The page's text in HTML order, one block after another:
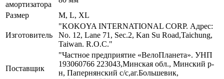
амортизатора
Размер
M, L, XL
Изготовитель
"KOKOYA INTERNATIONAL CORP. Адрес:
No. 12, Lane 71, Sec.2, Kan Su Road,Taichung,
Taiwan. R.O.C."
Поставщик
"Частное предприятие «ВелоПланета». УНП
193060766 223043,Минская обл., Минский р-
н, Папернянский с/с,аг.Большевик,